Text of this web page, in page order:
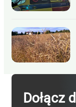
Dołącz